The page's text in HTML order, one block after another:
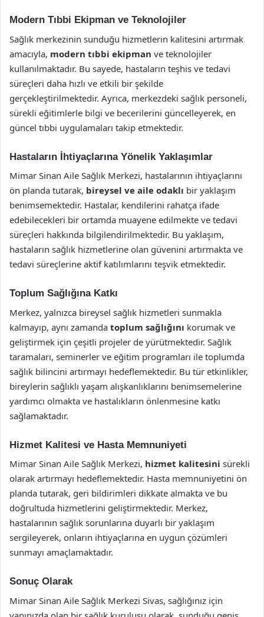
Modern Tıbbi Ekipman ve Teknolojiler
Sağlık merkezinin sunduğu hizmetlerin kalitesini artırmak
amacıyla, modern tıbbi ekipman ve teknolojiler
kullanılmaktadır. Bu sayede, hastaların teşhis ve tedavi
süreçleri daha hızlı ve etkili bir şekilde
gerçekleştirilmektedir. Ayrıca, merkezdeki sağlık personeli,
sürekli eğitimlerle bilgi ve becerilerini güncelleyerek, en
güncel tıbbi uygulamaları takip etmektedir.
Hastaların İhtiyaçlarına Yönelik Yaklaşımlar
Mimar Sinan Aile Sağlık Merkezi, hastalarının ihtiyaçlarını
ön planda tutarak, bireysel ve aile odaklı bir yaklaşım
benimsemektedir. Hastalar, kendilerini rahatça ifade
edebilecekleri bir ortamda muayene edilmekte ve tedavi
süreçleri hakkında bilgilendirilmektedir. Bu yaklaşım,
hastaların sağlık hizmetlerine olan güvenini artırmakta ve
tedavi süreçlerine aktif katılımlarını teşvik etmektedir.
Toplum Sağlığına Katkı
Merkez, yalnızca bireysel sağlık hizmetleri sunmakla
kalmayıp, aynı zamanda toplum sağlığını korumak ve
geliştirmek için çeşitli projeler de yürütmektedir. Sağlık
taramaları, seminerler ve eğitim programları ile toplumda
sağlık bilincini artırmayı hedeflemektedir. Bu tür etkinlikler,
bireylerin sağlıklı yaşam alışkanlıklarını benimsemelerine
yardımcı olmakta ve hastalıkların önlenmesine katkı
sağlamaktadır.
Hizmet Kalitesi ve Hasta Memnuniyeti
Mimar Sinan Aile Sağlık Merkezi, hizmet kalitesini sürekli
olarak artırmayı hedeflemektedir. Hasta memnuniyetini ön
planda tutarak, geri bildirimleri dikkate almakta ve bu
doğrultuda hizmetlerini geliştirmektedir. Merkez,
hastalarının sağlık sorunlarına duyarlı bir yaklaşım
sergileyerek, onların ihtiyaçlarına en uygun çözümleri
sunmayı amaçlamaktadır.
Sonuç Olarak
Mimar Sinan Aile Sağlık Merkezi Sivas, sağlığınız için